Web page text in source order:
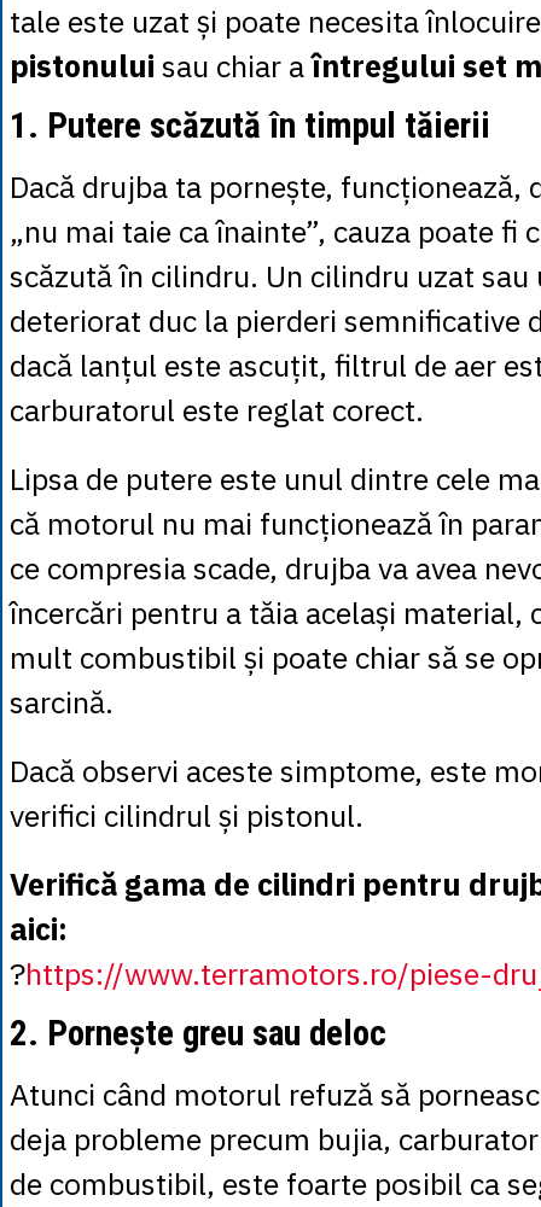
tale este uzat și poate necesita
pistonului sau chiar aîntregului set
1. Putere scăzută în timpul tăierii
Dacă drujba ta pornește, funcționează,
„nu mai taie ca înainte”, cauza poate fi
scăzută în cilindru. Un cilindru uzat sau
deteriorat duc la pierderi semnificative
dacă lanțul este ascuțit, filtrul de aer
carburatorul este reglat corect.
Lipsa de putere este unul dintre cele
că motorul nu mai funcționează în
ce compresia scade, drujba va avea
încercări pentru a tăia același material,
mult combustibil și poate chiar să se
sarcină.
Dacă observi aceste simptome, este
verifici cilindrul și pistonul.
Verifică gama de cilindri pentru
aici:
?https://www.terramotors.ro/piese-
2. Pornește greu sau deloc
Atunci când motorul refuză să
deja probleme precum bujia,
de combustibil, este foarte posibil ca